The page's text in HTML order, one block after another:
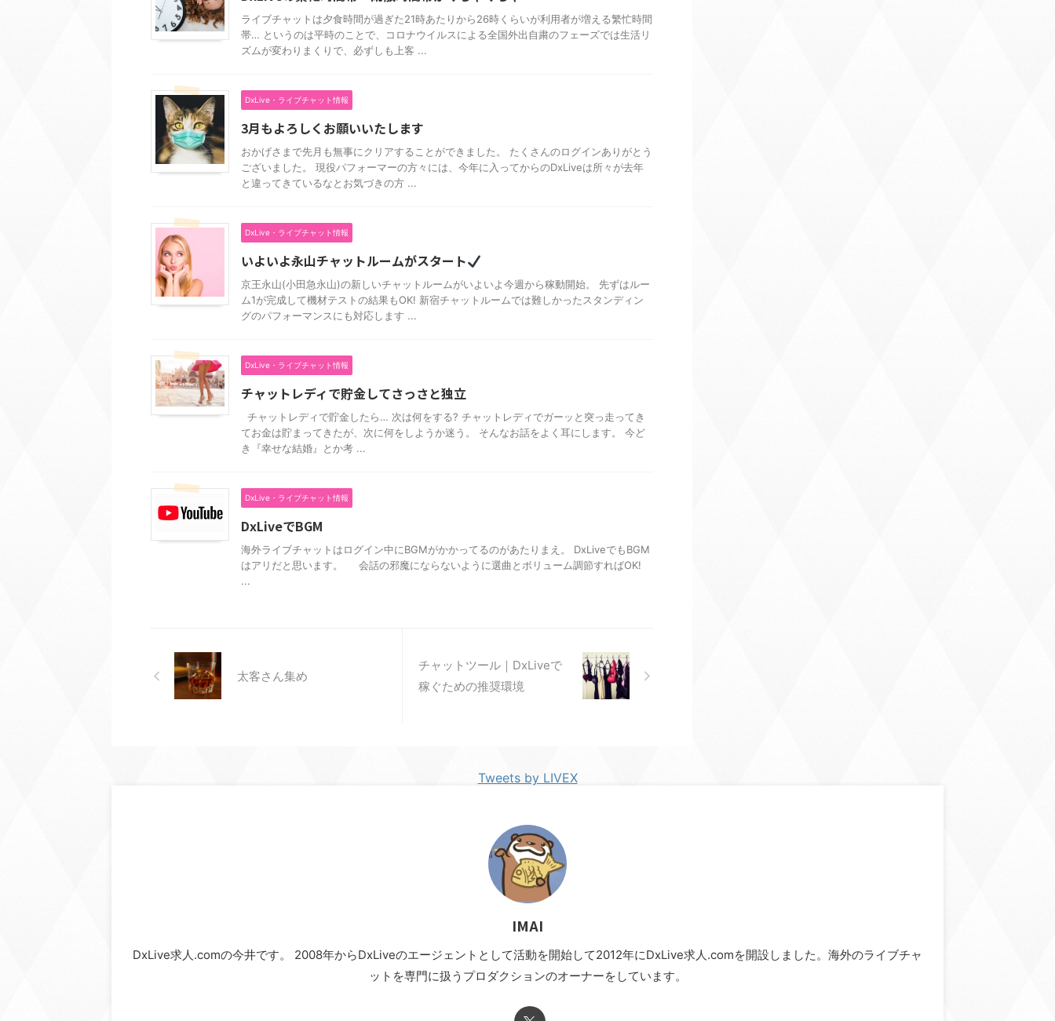
ライブチャットは夕食時間が過ぎた21時あたりから26時くらいが利用者が増える繁忙時間
帯… というのは平時のことで、コロナウイルスによる全国外出自粛のフェーズでは生活リ
ズムが変わりまくりで、必ずしも上客 ...
DxLive・ライブチャット情報
3月もよろしくお願いいたします
おかげさまで先月も無事にクリアすることができました。 たくさんのログインありがとう
ございました。 現役パフォーマーの方々には、今年に入ってからのDxLiveは所々が去年
と違ってきているなとお気づきの方 ...
DxLive・ライブチャット情報
いよいよ永山チャットルームがスタート
京王永山(小田急永山)の新しいチャットルームがいよいよ今週から稼動開始。 先ずはルー
ム1が完成して機材テストの結果もOK! 新宿チャットルームでは難しかったスタンディン
グのパフォーマンスにも対応します ...
DxLive・ライブチャット情報
チャットレディで貯金してさっさと独立
チャットレディで貯金したら… 次は何をする? チャットレディでガーッと突っ走ってき
てお金は貯まってきたが、次に何をしようか迷う。 そんなお話をよく耳にします。 今ど
き『幸せな結婚』とか考 ...
DxLive・ライブチャット情報
DxLiveでBGM
海外ライブチャットはログイン中にBGMがかかってるのがあたりまえ。 DxLiveでもBGM
はアリだと思います。 会話の邪魔にならないように選曲とボリューム調節すればOK!
...
太客さん集め
チャットツール｜DxLiveで
稼ぐための推奨環境
Tweets by LIVEX
IMAI
DxLive求人.comの今井です。 2008年からDxLiveのエージェントとして活動を開始して2012年にDxLive求人.comを開設しました。海外のライブチャ
ットを専門に扱うプロダクションのオーナーをしています。